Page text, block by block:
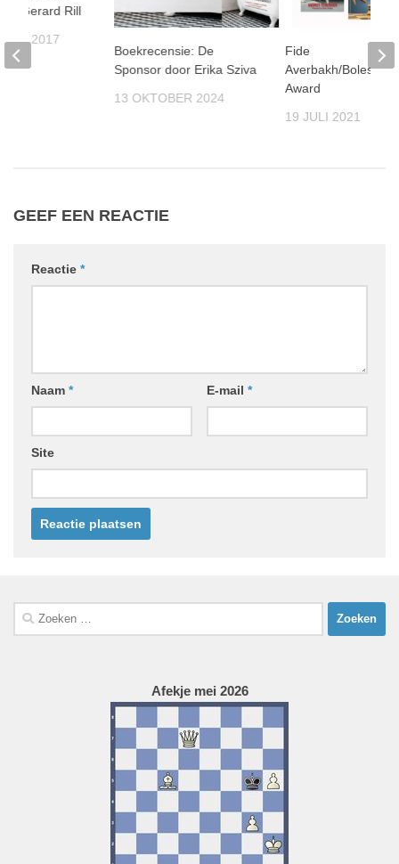
Boekrecensie: De
Sponsor door Erika Sziva
13 OKTOBER 2024
Fide
Averbakh/
Award
19 JULI 2021
Gerard Rill
2017
GEEF EEN REACTIE
Reactie *
Naam * E-mail *
Site
Zoeken
naar:
Afekje mei 2026